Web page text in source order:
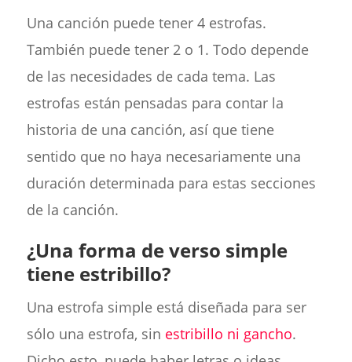
Una canción puede tener 4 estrofas.
También puede tener 2 o 1. Todo depende
de las necesidades de cada tema. Las
estrofas están pensadas para contar la
historia de una canción, así que tiene
sentido que no haya necesariamente una
duración determinada para estas secciones
de la canción.
¿Una forma de verso simple
tiene estribillo?
Una estrofa simple está diseñada para ser
sólo una estrofa, sin estribillo ni gancho.